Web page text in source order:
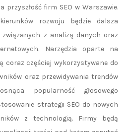
przyszłość firm SEO w Warszawie.
rozwoju będzie dalsza
z analizą danych oraz
Narzędzia oparte na
coraz częściej wykorzystywane do
oraz przewidywania trendów
popularność głosowego
strategii SEO do nowych
z technologią. Firmy będą